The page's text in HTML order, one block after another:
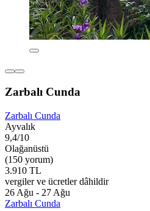
Zarbalı Cunda
Zarbalı Cunda
Ayvalık
9,4/10
Olağanüstü
(150 yorum)
3.910 TL
vergiler ve ücretler dâhildir
26 Ağu - 27 Ağu
Zarbalı Cunda